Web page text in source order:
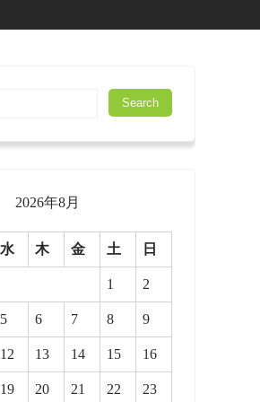
2026年8月
水 木 金 土 日
1 2
5 6 7 8 9
12 13 14 15 16
19 20 21 22 23